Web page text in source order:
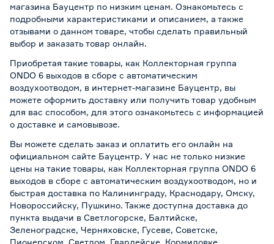
магазина Бауцентр по низким ценам. Ознакомьтесь с
подробными характеристиками и описанием, а также
отзывами о данном товаре, чтобы сделать правильный
выбор и заказать товар онлайн.
Приобретая такие товары, как Коллекторная группа
ONDO 6 выходов в сборе с автоматическим
воздухоотводом, в интернет-магазине Бауцентр, вы
можете оформить доставку или получить товар удобным
для вас способом, для этого ознакомьтесь с информацией
о доставке и самовывозе.
Вы можете сделать заказ и оплатить его онлайн на
официальном сайте Бауцентр. У нас не только низкие
цены на такие товары, как Коллекторная группа ONDO 6
выходов в сборе с автоматическим воздухоотводом, но и
быстрая доставка по Калининграду, Краснодару, Омску,
Новороссийску, Пушкино. Также доступна доставка до
пункта выдачи в Светлогорске, Балтийске,
Зеленоградске, Черняховске, Гусеве, Советске,
Пионерском, Светлом, Гвардейске, Кормиловке,